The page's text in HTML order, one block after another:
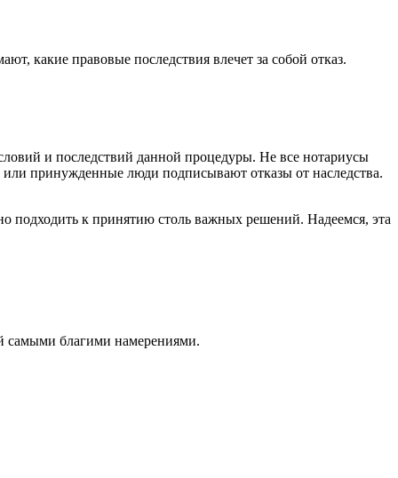
какие правовые последствия влечет за собой отказ.
и последствий данной процедуры. Не все нотариусы
принужденные люди подписывают отказы от наследства.
подходить к принятию столь важных решений. Надеемся, эта
благими намерениями.